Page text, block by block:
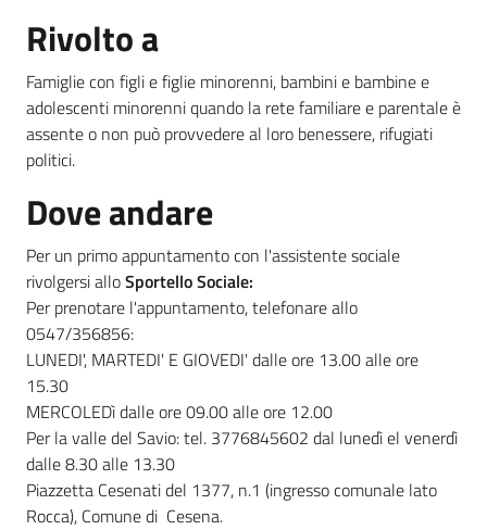
Rivolto a
Famiglie con figli e figlie minorenni, bambini e bambine e
adolescenti minorenni quando la rete familiare e parentale è
assente o non può provvedere al loro benessere, rifugiati
politici.
Dove andare
Per un primo appuntamento con l'assistente sociale
rivolgersi alloSportello Sociale:
Per prenotare l'appuntamento, telefonare allo
0547/356856:
LUNEDI', MARTEDI' E GIOVEDI' dalle ore 13.00 alle ore
15.30
MERCOLEDì dalle ore 09.00 alle ore 12.00
Per la valle del Savio: tel. 3776845602 dal lunedì el venerdì
dalle 8.30 alle 13.30
Piazzetta Cesenati del 1377, n.1 (ingresso comunale lato
Rocca), Comune di Cesena.